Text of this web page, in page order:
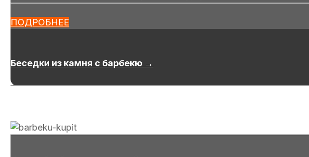
ПОДРОБНЕЕ
Беседки из камня с барбекю →